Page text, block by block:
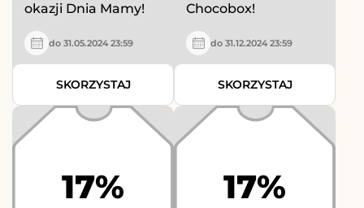
okazji Dnia Mamy!
do 31.05.2024 23:59
SKORZYSTAJ
Chocobox!
do 31.12.2024 23:59
SKORZYSTAJ
17% 17%